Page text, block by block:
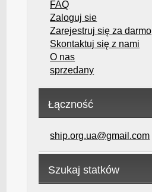
FAQ
Zaloguj sie
Zarejestruj się za darmo
Skontaktuj się z nami
O nas
sprzedany
Łączność
ship.org.ua@gmail.com
Szukaj statków